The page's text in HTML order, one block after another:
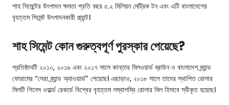
শাহ সিমেন্টের উৎপাদন ক্ষমতা প্রতি বছর ৫.২ মিলিয়ন মেট্রিক টন এবং এটি বাংলাদেশের
বৃহত্তম সিমেন্ট উৎপাদনকারী প্ল্যান্ট।
শাহ সিমেন্ট কোন গুরুত্বপূর্ণ পুরস্কার পেয়েছে?
প্রতিষ্ঠানটি ২০১০, ২০১৬ এবং ২০১৭ সালে কান্তার মিলওয়ার্ড ব্রাউন ও বাংলাদেশ ব্র্যান্ড
ফোরামের “সেরা ব্র্যান্ড অ্যাওয়ার্ড” পেয়েছে। এছাড়াও, ২০১৮ সালে তাদের স্থাপিত রোলার
মিলটি গিনেস ওয়ার্ল্ড রেকর্ডে বিশ্বের বৃহত্তম লম্বালম্বি রোলার মিল হিসাবে স্বীকৃত হয়েছে।